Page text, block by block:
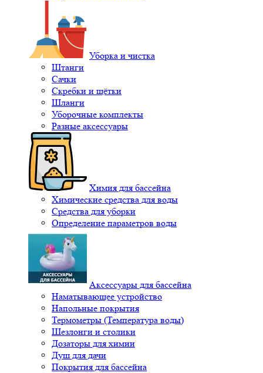
Уборка и чистка
Штанги
Сачки
Скребки и щётки
Шланги
Уборочные комплекты
Разные аксессуары
Химия для бассейна
Химические средства для воды
Средства для уборки
Определение параметров воды
Аксессуары для бассейна
Наматывающее устройство
Напольные покрытия
Термометры (Температура воды)
Шезлонги и столики
Дозаторы для химии
Душ для дачи
Покрытия для бассейна